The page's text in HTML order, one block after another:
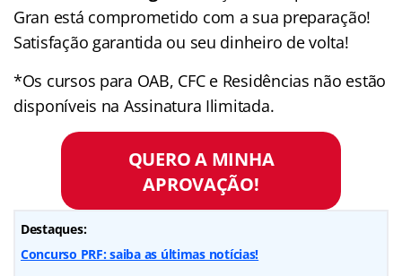
Gran está comprometido com a sua preparação!
Satisfação garantida ou seu dinheiro de volta!
*Os cursos para OAB, CFC e Residências não estão
disponíveis na Assinatura Ilimitada.
QUERO A MINHA
APROVAÇÃO!
Destaques:
Concurso PRF: saiba as últimas notícias!